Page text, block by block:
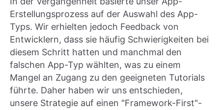
Erstellungsprozess auf der Auswahl des App-
Typs. Wir erhielten jedoch Feedback von
Entwicklern, dass sie häufig Schwierigkeiten bei
diesem Schritt hatten und manchmal den
falschen App-Typ wählten, was zu einem
Mangel an Zugang zu den geeigneten Tutorials
führte. Daher haben wir uns entschieden,
unsere Strategie auf einen "Framework-First"-